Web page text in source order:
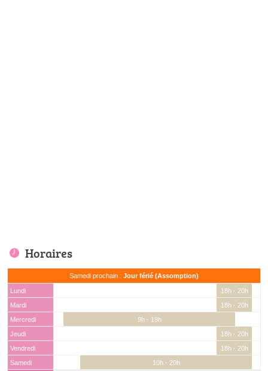
Horaires
Samedi prochain : Jour férié (Assomption)
Lundi
18h - 20h
Mardi
18h - 20h
Mercredi
9h - 19h
Jeudi
18h - 20h
Vendredi
18h - 20h
Samedi
10h - 20h